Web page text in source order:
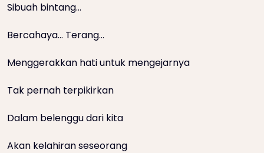
Sibuah bintang…
Bercahaya… Terang…
Menggerakkan hati untuk mengejarnya
Tak pernah terpikirkan
Dalam belenggu dari kita
Akan kelahiran seseorang